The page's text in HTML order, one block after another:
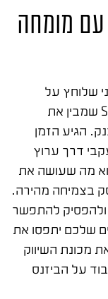
עם מומחה
שלוחץ על
כפתורים. אתם צריכים מומחה קידום SEO שמבין את
הגיע הזמן
דרך ערוץ
מה שעושה את
בצמיחה מהירה.
להתפשר
שלכם יתפסו את
מכונת השיווק
על הביזנס